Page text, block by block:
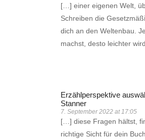
[…] einer eigenen Welt,
Schreiben die
dich an den Weltenbau.
machst, desto leichter
Erzählperspektive
Stanner
7. September 2022 at 17:05
[…] diese Fragen hältst,
richtige Sicht für dein